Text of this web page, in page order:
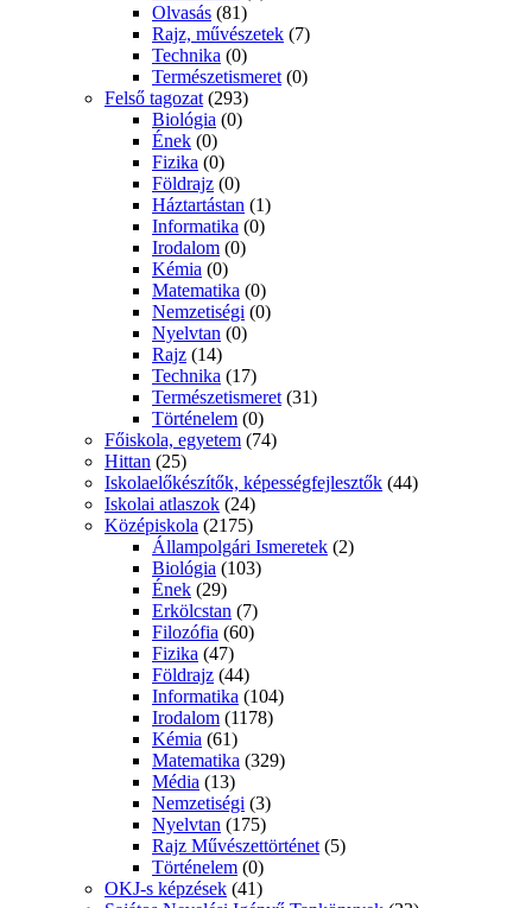
Olvasás (81)
Rajz, művészetek (7)
Technika (0)
Természetismeret (0)
Felső tagozat (293)
Biológia (0)
Ének (0)
Fizika (0)
Földrajz (0)
Háztartástan (1)
Informatika (0)
Irodalom (0)
Kémia (0)
Matematika (0)
Nemzetiségi (0)
Nyelvtan (0)
Rajz (14)
Technika (17)
Természetismeret (31)
Történelem (0)
Főiskola, egyetem (74)
Hittan (25)
Iskolaelőkészítők, képességfejlesztők (44)
Iskolai atlaszok (24)
Középiskola (2175)
Állampolgári Ismeretek (2)
Biológia (103)
Ének (29)
Erkölcstan (7)
Filozófia (60)
Fizika (47)
Földrajz (44)
Informatika (104)
Irodalom (1178)
Kémia (61)
Matematika (329)
Média (13)
Nemzetiségi (3)
Nyelvtan (175)
Rajz Művészettörténet (5)
Történelem (0)
OKJ-s képzések (41)